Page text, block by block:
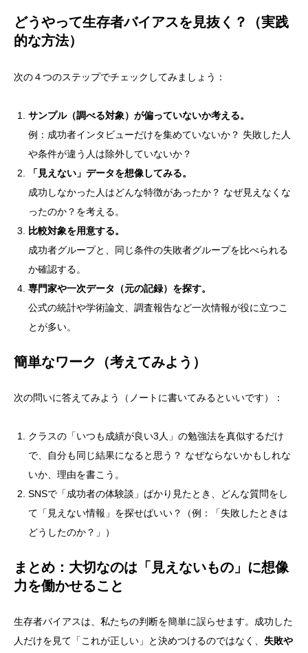
どうやって生存者バイアスを見抜く？（実践
的な方法）
次の４つのステップでチェックしてみましょう：
サンプル（調べる対象）が偏っていないか考える。
例：成功者インタビューだけを集めていないか？ 失敗した人
や条件が違う人は除外していないか？
「見えない」データを想像してみる。
成功しなかった人はどんな特徴があったか？ なぜ見えなくな
ったのか？を考える。
比較対象を用意する。
成功者グループと、同じ条件の失敗者グループを比べられる
か確認する。
専門家や一次データ（元の記録）を探す。
公式の統計や学術論文、調査報告など一次情報が役に立つこ
とが多い。
簡単なワーク（考えてみよう）
次の問いに答えてみよう（ノートに書いてみるといいです）：
クラスの「いつも成績が良い3人」の勉強法を真似するだけ
で、自分も同じ結果になると思う？ なぜならないかもしれな
いか、理由を書こう。
SNSで「成功者の体験談」ばかり見たとき、どんな質問をし
て「見えない情報」を探せばいい？（例：「失敗したときは
どうしたのか？」）
まとめ：大切なのは「見えないもの」に想像
力を働かせること
生存者バイアスは、私たちの判断を簡単に誤らせます。成功した
人だけを見て「これが正しい」と決めつけるのではなく、 失敗や